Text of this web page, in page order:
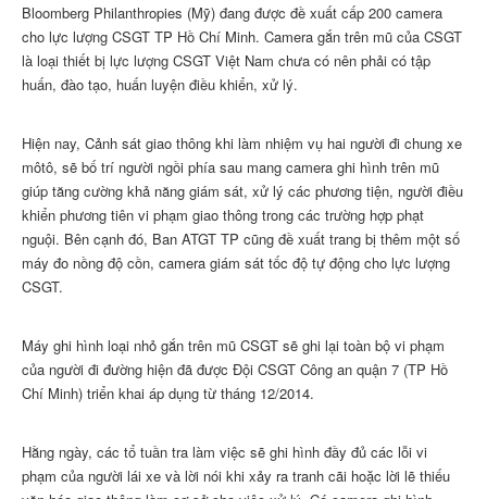
Bloomberg Philanthropies (Mỹ) đang được đề xuất cấp 200 camera
cho lực lượng CSGT TP Hồ Chí Minh. Camera gắn trên mũ của CSGT
là loại thiết bị lực lượng CSGT Việt Nam chưa có nên phải có tập
huấn, đào tạo, huấn luyện điều khiển, xử lý.
Hiện nay, Cảnh sát giao thông khi làm nhiệm vụ hai người đi chung xe
môtô, sẽ bố trí người ngồi phía sau mang camera ghi hình trên mũ
giúp tăng cường khả năng giám sát, xử lý các phương tiện, người điều
khiển phương tiên vi phạm giao thông trong các trường hợp phạt
nguội. Bên cạnh đó, Ban ATGT TP cũng đề xuất trang bị thêm một số
máy đo nồng độ cồn, camera giám sát tốc độ tự động cho lực lượng
CSGT.
Máy ghi hình loại nhỏ gắn trên mũ CSGT sẽ ghi lại toàn bộ vi phạm
của người đi đường hiện đã được Đội CSGT Công an quận 7 (TP Hồ
Chí Minh) triển khai áp dụng từ tháng 12/2014.
Hằng ngày, các tổ tuần tra làm việc sẽ ghi hình đầy đủ các lỗi vi
phạm của người lái xe và lời nói khi xảy ra tranh cãi hoặc lời lẽ thiếu